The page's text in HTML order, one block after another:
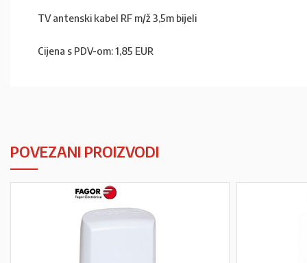
TV antenski kabel RF m/ž 3,5m bijeli
Cijena s PDV-om: 1,85 EUR
POVEZANI PROIZVODI